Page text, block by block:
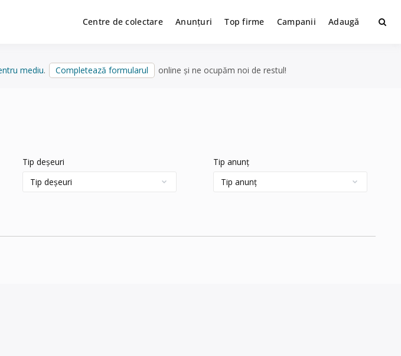
Centre de colectare Anunțuri Top firme Campanii Adaugă
mediu. Completează formularul online și ne ocupăm noi de restul!
Tip deșeuri Tip anunț